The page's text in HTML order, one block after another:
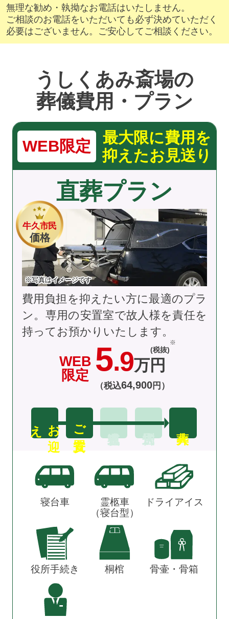
無理な勧め・執拗なお電話はいたしません。
ご相談のお電話をいただいても必ず決めていただく
必要はございません。ご安心してご相談ください。
うしくあみ斎場の
葬儀費用・プラン
牛久市民
価格
※写真はイメージです
WEB限定
最大限に費用を
抑えたお見送り
直葬プラン
WEB
限定 5.9万円
(税抜)
（税込64,900円）
お
迎
え ご安置
費用負担を抑えたい方に最適のプラ
ン。専用の安置室で故人様を責任を
持ってお預かりいたします。
寝台車
霊柩車
（寝台型）
ドライアイス
役所手続き 桐棺 骨壷・骨箱